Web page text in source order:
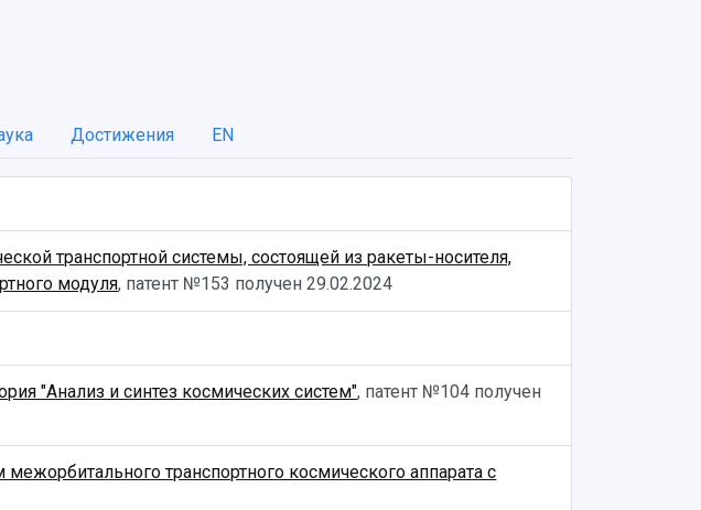
Достижения EN
транспортной системы, состоящей из ракеты-носителя,
модуля, патент №153 получен 29.02.2024
"Анализ и синтез космических систем", патент №104 получен
транспортного космического аппарата с